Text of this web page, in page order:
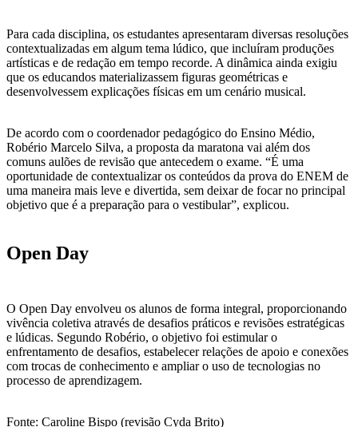
Para cada disciplina, os estudantes apresentaram diversas resoluções
contextualizadas em algum tema lúdico, que incluíram produções
artísticas e de redação em tempo recorde. A dinâmica ainda exigiu
que os educandos materializassem figuras geométricas e
desenvolvessem explicações físicas em um cenário musical.
De acordo com o coordenador pedagógico do Ensino Médio,
Robério Marcelo Silva, a proposta da maratona vai além dos
comuns aulões de revisão que antecedem o exame. “É uma
oportunidade de contextualizar os conteúdos da prova do ENEM de
uma maneira mais leve e divertida, sem deixar de focar no principal
objetivo que é a preparação para o vestibular”, explicou.
Open Day
O Open Day envolveu os alunos de forma integral, proporcionando
vivência coletiva através de desafios práticos e revisões estratégicas
e lúdicas. Segundo Robério, o objetivo foi estimular o
enfrentamento de desafios, estabelecer relações de apoio e conexões
com trocas de conhecimento e ampliar o uso de tecnologias no
processo de aprendizagem.
Fonte: Caroline Bispo (revisão Cyda Brito)